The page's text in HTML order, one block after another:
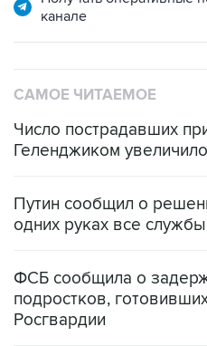
канале
САМОЕ ЧИТАЕМОЕ
Число пострадавших
Геленджиком
Путин сообщил о
одних руках все
ФСБ сообщила о
подростков,
Росгвардии